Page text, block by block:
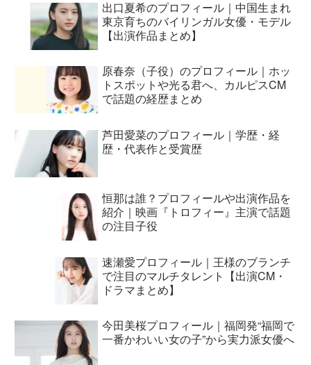
出口夏希のプロフィール｜中国生まれ
東京育ちのバイリンガル女優・モデル
【出演作品まとめ】
原春奈（子役）のプロフィール｜ホッ
トスポットや光る君へ、カルピスCM
で話題の経歴まとめ
芦田愛菜のプロフィール｜学歴・経
歴・代表作と受賞歴
恒那は誰？プロフィールや出演作品を
紹介｜映画『トロフィー』主演で話題
の注目子役
速瀬愛プロフィール｜王様のブランチ
で注目のマルチタレント【出演CM・
ドラマまとめ】
今田美桜プロフィール｜福岡発“福岡で
一番かわいい女の子”から実力派女優へ